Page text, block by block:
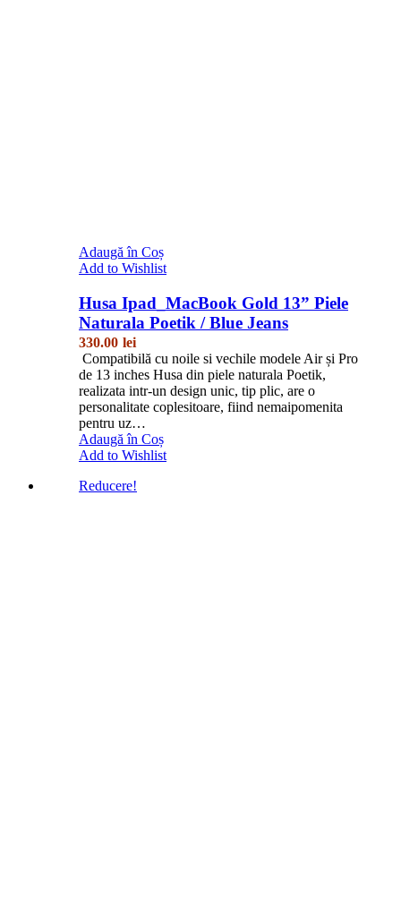
Adaugă în Coș
Add to Wishlist
Husa Ipad_MacBook Gold 13” Piele
Naturala Poetik / Blue Jeans
330.00 lei
Compatibilă cu noile si vechile modele Air și Pro
de 13 inches Husa din piele naturala Poetik,
realizata intr-un design unic, tip plic, are o
personalitate coplesitoare, fiind nemaipomenita
pentru uz…
Adaugă în Coș
Add to Wishlist
Reducere!